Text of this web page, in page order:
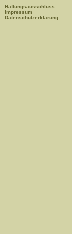
Haftungsausschluss
Impressum
Datenschutzerklärung